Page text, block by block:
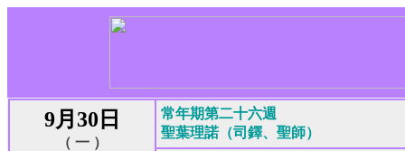
9月30日
（ 一 ）
常年期第二十六週
聖葉理諾（司鐸、聖師）